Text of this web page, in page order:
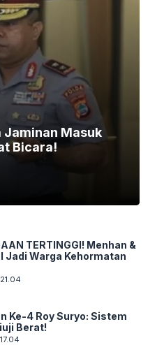
Jaminan Masuk
Bicara!
TERTINGGI! Menhan &
Jadi Warga Kehormatan
Ke-4 Roy Suryo: Sistem
Berat!